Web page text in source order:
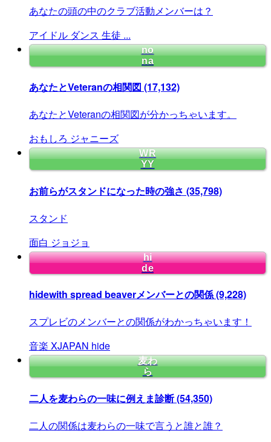
あなたの頭の中のクラブ活動メンバーは？
アイドル ダンス 生徒 ...
no
na
あなたとVeteranの相関図 (17,132)
あなたとVeteranの相関図が分かっちゃいます。
おもしろ ジャニーズ
WR
YY
お前らがスタンドになった時の強さ (35,798)
スタンド
面白 ジョジョ
hi
de
hidewith spread beaverメンバーとの関係(9,228)
スプレビのメンバーとの関係がわかっちゃいます！
音楽 XJAPAN hide
麦わ
ら
二人を麦わらの一味に例えま診断(54,350)
二人の関係は麦わらの一味で言うと誰と誰？